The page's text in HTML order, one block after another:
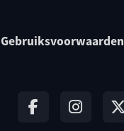
Gebruiksvoorwaarden